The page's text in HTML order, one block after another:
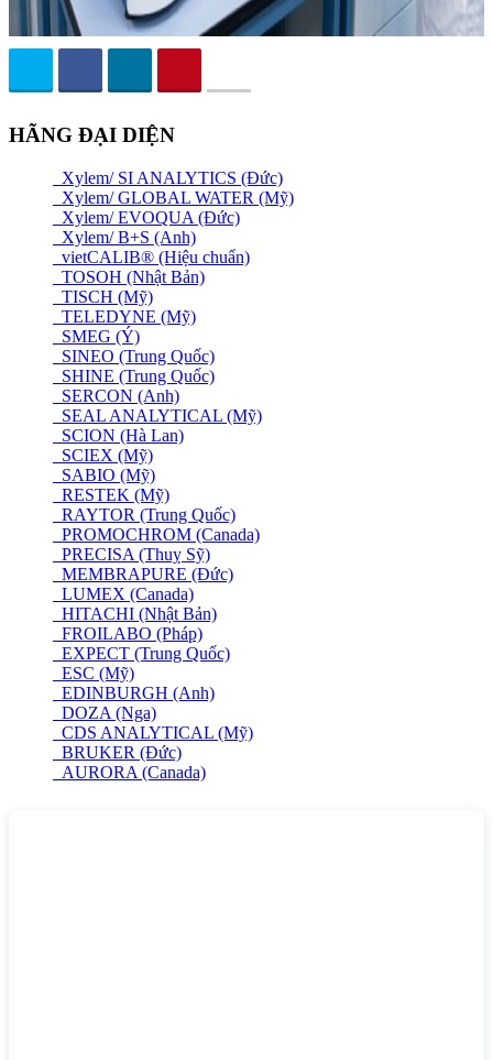
HÃNG ĐẠI DIỆN
Xylem/ SI ANALYTICS (Đức)
Xylem/ GLOBAL WATER (Mỹ)
Xylem/ EVOQUA (Đức)
Xylem/ B+S (Anh)
vietCALIB® (Hiệu chuẩn)
TOSOH (Nhật Bản)
TISCH (Mỹ)
TELEDYNE (Mỹ)
SMEG (Ý)
SINEO (Trung Quốc)
SHINE (Trung Quốc)
SERCON (Anh)
SEAL ANALYTICAL (Mỹ)
SCION (Hà Lan)
SCIEX (Mỹ)
SABIO (Mỹ)
RESTEK (Mỹ)
RAYTOR (Trung Quốc)
PROMOCHROM (Canada)
PRECISA (Thuỵ Sỹ)
MEMBRAPURE (Đức)
LUMEX (Canada)
HITACHI (Nhật Bản)
FROILABO (Pháp)
EXPECT (Trung Quốc)
ESC (Mỹ)
EDINBURGH (Anh)
DOZA (Nga)
CDS ANALYTICAL (Mỹ)
BRUKER (Đức)
AURORA (Canada)